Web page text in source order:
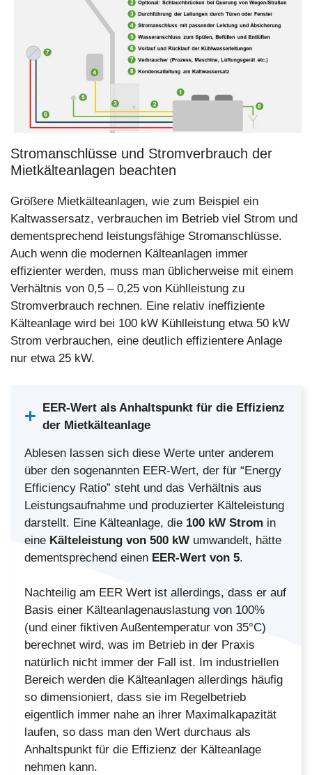
Stromanschlüsse und Stromverbrauch der
Mietkälteanlagen beachten
Größere Mietkälteanlagen, wie zum Beispiel ein
Kaltwassersatz, verbrauchen im Betrieb viel Strom und
dementsprechend leistungsfähige Stromanschlüsse.
Auch wenn die modernen Kälteanlagen immer
effizienter werden, muss man üblicherweise mit einem
Verhältnis von 0,5 – 0,25 von Kühlleistung zu
Stromverbrauch rechnen. Eine relativ ineffiziente
Kälteanlage wird bei 100 kW Kühlleistung etwa 50 kW
Strom verbrauchen, eine deutlich effizientere Anlage
nur etwa 25 kW.
EER-Wert als Anhaltspunkt für die Effizienz
der Mietkälteanlage
Ablesen lassen sich diese Werte unter anderem
über den sogenannten EER-Wert, der für “Energy
Efficiency Ratio” steht und das Verhältnis aus
Leistungsaufnahme und produzierter Kälteleistung
darstellt. Eine Kälteanlage, die 100 kW Strom in
eine Kälteleistung von 500 kW umwandelt, hätte
dementsprechend einen EER-Wert von 5.
Nachteilig am EER Wert ist allerdings, dass er auf
Basis einer Kälteanlagenauslastung von 100%
(und einer fiktiven Außentemperatur von 35°C)
berechnet wird, was im Betrieb in der Praxis
natürlich nicht immer der Fall ist. Im industriellen
Bereich werden die Kälteanlagen allerdings häufig
so dimensioniert, dass sie im Regelbetrieb
eigentlich immer nahe an ihrer Maximalkapazität
laufen, so dass man den Wert durchaus als
Anhaltspunkt für die Effizienz der Kälteanlage
nehmen kann.